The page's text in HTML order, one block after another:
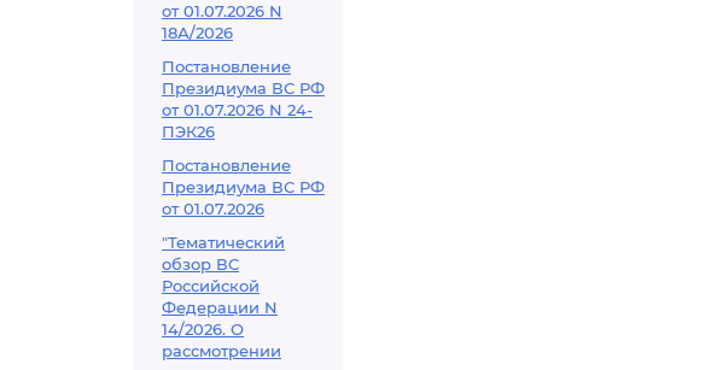
от 01.07.2026 N
18А/2026
Постановление
Президиума ВС РФ
от 01.07.2026 N 24-
ПЭК26
Постановление
Президиума ВС РФ
от 01.07.2026
"Тематический
обзор ВС
Российской
Федерации N
14/2026. О
рассмотрении